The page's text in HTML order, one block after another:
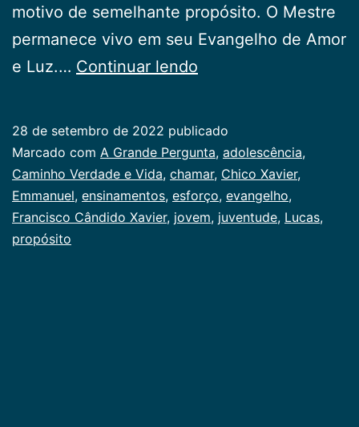
motivo de semelhante propósito. O Mestre
permanece vivo em seu Evangelho de Amor
e Luz.… Continuar lendo
28 de setembro de 2022 publicado
Categorizado
como
Juventude
Marcado com A Grande Pergunta, adolescência,
Caminho Verdade e Vida, chamar, Chico Xavier,
Emmanuel, ensinamentos, esforço, evangelho,
Francisco Cândido Xavier, jovem, juventude, Lucas,
propósito